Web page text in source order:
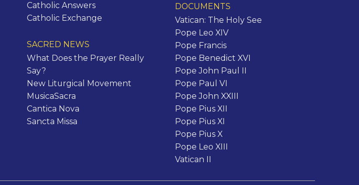
Catholic Answers
Catholic Exchange
SACRED NEWS
What Does the Prayer Really
Say?
New Liturgical Movement
MusicaSacra
Cantica Nova
Sancta Missa
DOCUMENTS
Vatican: The Holy See
Pope Leo XIV
Pope Francis
Pope Benedict XVI
Pope John Paul II
Pope Paul VI
Pope John XXIII
Pope Pius XII
Pope Pius XI
Pope Pius X
Pope Leo XIII
Vatican II